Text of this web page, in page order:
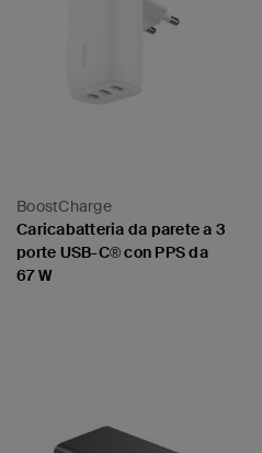
BoostCharge
Caricabatteria da parete a 3
porte USB-C® con PPS da
67 W